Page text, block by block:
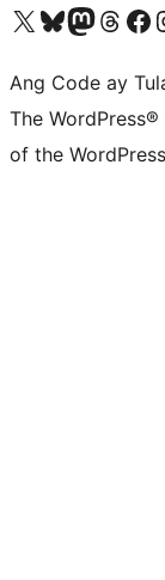
Visit our X (formerly Twitter) account
Bisitahin ang aming Bluesky account
Visit our Mastodon
Bisitahin ang aming
Visit our
Ang Code ay
The
of the